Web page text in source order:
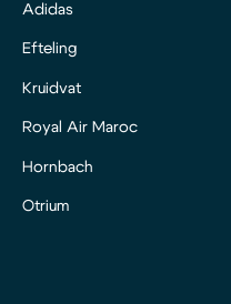
Adidas
Efteling
Kruidvat
Royal Air Maroc
Hornbach
Otrium